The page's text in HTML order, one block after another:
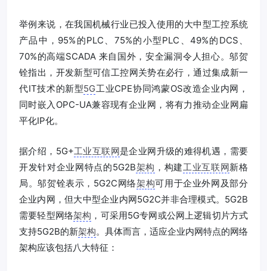
举例来说，在我国机械行业已投入使用的大中型工控系统
产品中，95%的PLC、75%的小型PLC、49%的DCS、
70%的高端SCADA 来自国外，安全漏洞令人担心。邬贺
铨指出，开发新型可信工控网关势在必行，通过集成新一
代IT技术的新型5G工业CPE协同鸿蒙OS改造企业内网，
同时嵌入OPC-UA兼容现有企业网，将有力推动企业网扁
平化IP化。
据介绍，5G+工业互联网是企业网升级的难得机遇，需要
开发针对企业网特点的5G2B架构 ，构建工业互联网新格
局。邬贺铨表示，5G2C网络架构可用于企业外网及部分
企业内网，但大中型企业内网5G2C并非合理模式。5G2B
需要轻型网络架构 ，可采用5G专网或公网上逻辑切片方式
支持5G2B的新架构。具体而言，适应企业内网特点的网络
架构应该包括八大特征：